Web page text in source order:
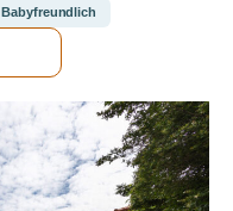
Babyfreundlich